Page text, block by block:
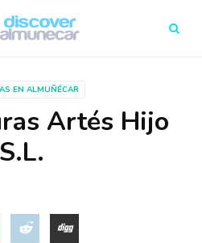
EN ALMUÑÉCAR
Artés Hijo
S.L.